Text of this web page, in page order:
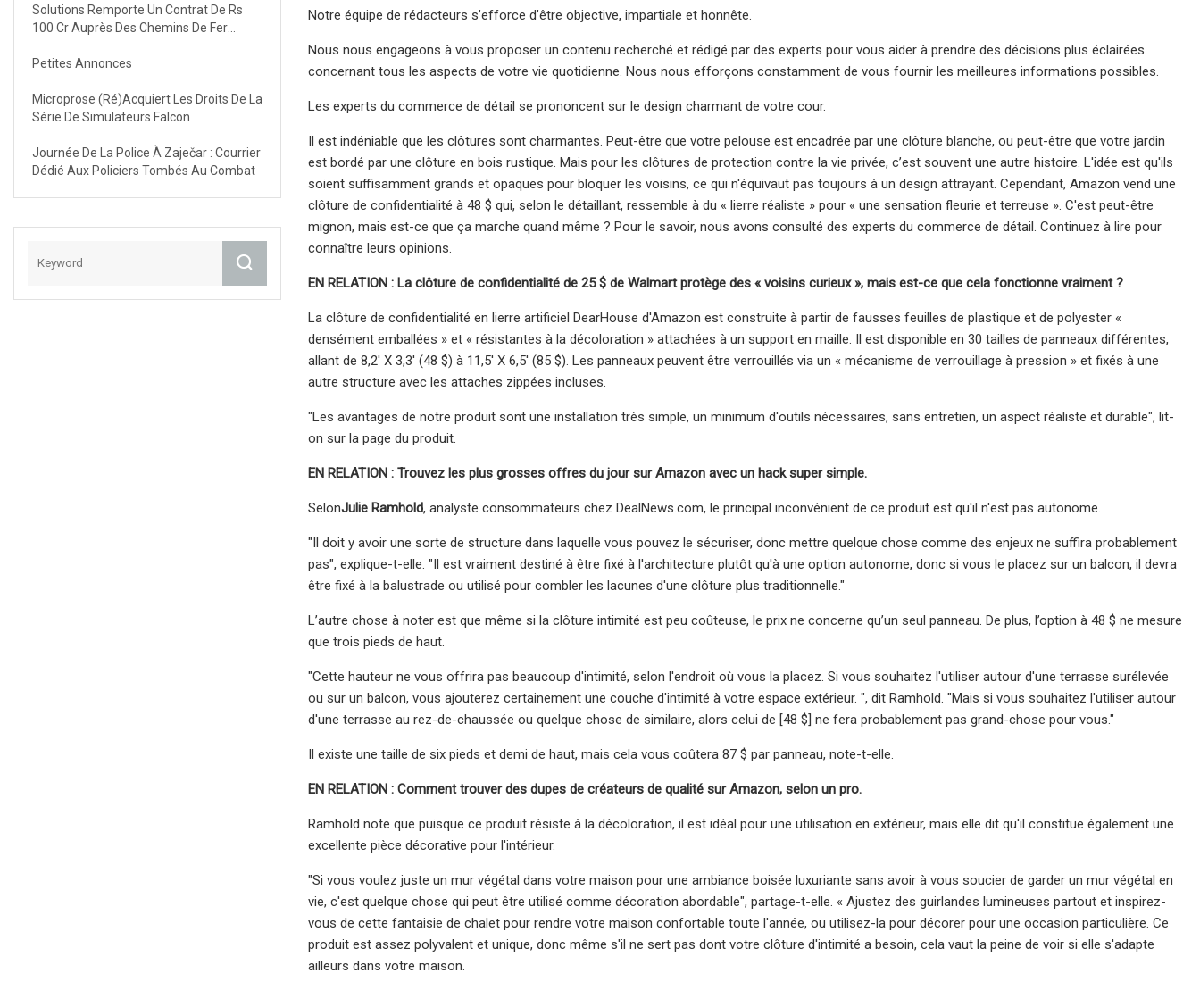
Solutions Remporte Un Contrat De Rs
100 Cr Auprès Des Chemins De Fer
Petites Annonces
Microprose (ré)acquiert Les Droits De La
Série De Simulateurs Falcon
Journée De La Police À Zaječar : Courrier
Dédié Aux Policiers Tombés Au Combat
Notre équipe de rédacteurs s’efforce d’être objective, impartiale et honnête.
Nous nous engageons à vous proposer un contenu recherché et rédigé par des experts pour vous aider à prendre des décisions plus éclairées
concernant tous les aspects de votre vie quotidienne. Nous nous efforçons constamment de vous fournir les meilleures informations possibles.
Les experts du commerce de détail se prononcent sur le design charmant de votre cour.
Il est indéniable que les clôtures sont charmantes. Peut-être que votre pelouse est encadrée par une clôture blanche, ou peut-être que votre jardin
est bordé par une clôture en bois rustique. Mais pour les clôtures de protection contre la vie privée, c’est souvent une autre histoire. L'idée est qu'ils
soient suffisamment grands et opaques pour bloquer les voisins, ce qui n'équivaut pas toujours à un design attrayant. Cependant, Amazon vend une
clôture de confidentialité à 48 $ qui, selon le détaillant, ressemble à du « lierre réaliste » pour « une sensation fleurie et terreuse ». C'est peut-être
mignon, mais est-ce que ça marche quand même ? Pour le savoir, nous avons consulté des experts du commerce de détail. Continuez à lire pour
connaître leurs opinions.
EN RELATION : La clôture de confidentialité de 25 $ de Walmart protège des « voisins curieux », mais est-ce que cela fonctionne vraiment ?
La clôture de confidentialité en lierre artificiel DearHouse d'Amazon est construite à partir de fausses feuilles de plastique et de polyester «
densément emballées » et « résistantes à la décoloration » attachées à un support en maille. Il est disponible en 30 tailles de panneaux différentes,
allant de 8,2' X 3,3' (48 $) à 11,5' X 6,5' (85 $). Les panneaux peuvent être verrouillés via un « mécanisme de verrouillage à pression » et fixés à une
autre structure avec les attaches zippées incluses.
"Les avantages de notre produit sont une installation très simple, un minimum d'outils nécessaires, sans entretien, un aspect réaliste et durable", lit-
on sur la page du produit.
EN RELATION : Trouvez les plus grosses offres du jour sur Amazon avec un hack super simple.
SelonJulie Ramhold, analyste consommateurs chez DealNews.com, le principal inconvénient de ce produit est qu'il n'est pas autonome.
"Il doit y avoir une sorte de structure dans laquelle vous pouvez le sécuriser, donc mettre quelque chose comme des enjeux ne suffira probablement
pas", explique-t-elle. "Il est vraiment destiné à être fixé à l'architecture plutôt qu'à une option autonome, donc si vous le placez sur un balcon, il devra
être fixé à la balustrade ou utilisé pour combler les lacunes d'une clôture plus traditionnelle."
L’autre chose à noter est que même si la clôture intimité est peu coûteuse, le prix ne concerne qu’un seul panneau. De plus, l’option à 48 $ ne mesure
que trois pieds de haut.
"Cette hauteur ne vous offrira pas beaucoup d'intimité, selon l'endroit où vous la placez. Si vous souhaitez l'utiliser autour d'une terrasse surélevée
ou sur un balcon, vous ajouterez certainement une couche d'intimité à votre espace extérieur. ", dit Ramhold. "Mais si vous souhaitez l'utiliser autour
d'une terrasse au rez-de-chaussée ou quelque chose de similaire, alors celui de [48 $] ne fera probablement pas grand-chose pour vous."
Il existe une taille de six pieds et demi de haut, mais cela vous coûtera 87 $ par panneau, note-t-elle.
EN RELATION : Comment trouver des dupes de créateurs de qualité sur Amazon, selon un pro.
Ramhold note que puisque ce produit résiste à la décoloration, il est idéal pour une utilisation en extérieur, mais elle dit qu'il constitue également une
excellente pièce décorative pour l'intérieur.
"Si vous voulez juste un mur végétal dans votre maison pour une ambiance boisée luxuriante sans avoir à vous soucier de garder un mur végétal en
vie, c'est quelque chose qui peut être utilisé comme décoration abordable", partage-t-elle. « Ajustez des guirlandes lumineuses partout et inspirez-
vous de cette fantaisie de chalet pour rendre votre maison confortable toute l'année, ou utilisez-la pour décorer pour une occasion particulière. Ce
produit est assez polyvalent et unique, donc même s'il ne sert pas dont votre clôture d'intimité a besoin, cela vaut la peine de voir si elle s'adapte
ailleurs dans votre maison.